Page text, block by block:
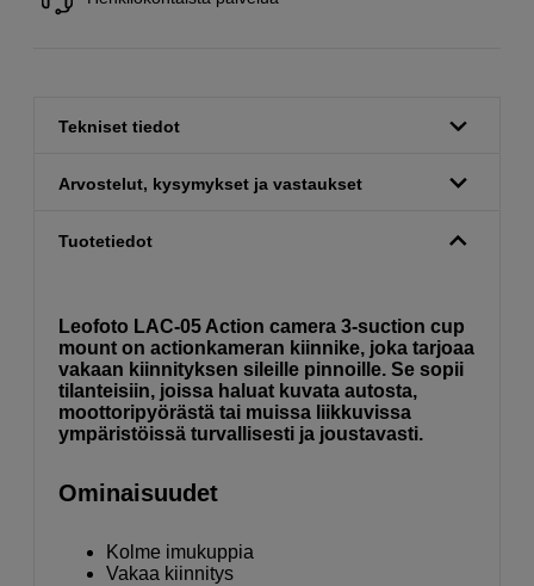
Tekniset tiedot
Arvostelut, kysymykset ja vastaukset
Tuotetiedot
Leofoto LAC-05 Action camera 3-suction cup
mount on actionkameran kiinnike, joka tarjoaa
vakaan kiinnityksen sileille pinnoille. Se sopii
tilanteisiin, joissa haluat kuvata autosta,
moottoripyörästä tai muissa liikkuvissa
ympäristöissä turvallisesti ja joustavasti.
Ominaisuudet
Kolme imukuppia
Vakaa kiinnitys